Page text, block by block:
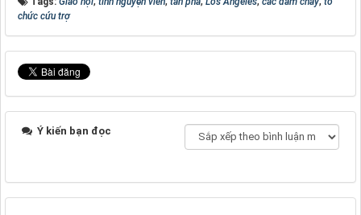
chức cứu trợ
Ý kiến bạn đọc